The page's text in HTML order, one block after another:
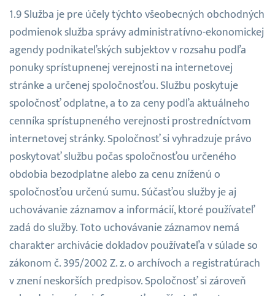
Služba je pre účely týchto všeobecných obchodných
podmienok služba správy administratívno-ekonomickej
agendy podnikateľských subjektov v rozsahu podľa
ponuky sprístupnenej verejnosti na internetovej
stránke a určenej spoločnosťou. Službu poskytuje
spoločnosť odplatne, a to za ceny podľa aktuálneho
cenníka sprístupneného verejnosti prostredníctvom
internetovej stránky. Spoločnosť si vyhradzuje právo
poskytovať službu počas spoločnosťou určeného
obdobia bezodplatne alebo za cenu zníženú o
spoločnosťou určenú sumu. Súčasťou služby je aj
uchovávanie záznamov a informácií, ktoré používateľ
zadá do služby. Toto uchovávanie záznamov nemá
charakter archivácie dokladov používateľa v súlade so
zákonom č. 395/2002 Z. z. o archívoch a registratúrach
v znení neskorších predpisov. Spoločnosť si zároveň